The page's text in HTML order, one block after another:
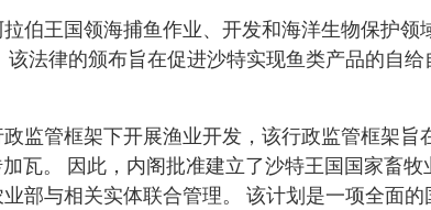
拉伯王国领海捕鱼作业、开发和海洋生物保护
该法律的颁布旨在促进沙特实现鱼类产品的自
监管框架下开展渔业开发，该行政监管框架旨
加瓦。 因此，内阁批准建立了沙特王国国家畜
部与相关实体联合管理。 该计划是一项全面